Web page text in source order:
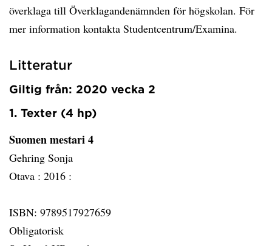
överklaga till Överklagandenämnden för högskolan. För
mer information kontakta Studentcentrum/Examina.
Litteratur
Giltig från: 2020 vecka 2
1. Texter (4 hp)
Suomen mestari 4
Gehring Sonja
Otava : 2016 :
ISBN: 9789517927659
Obligatorisk